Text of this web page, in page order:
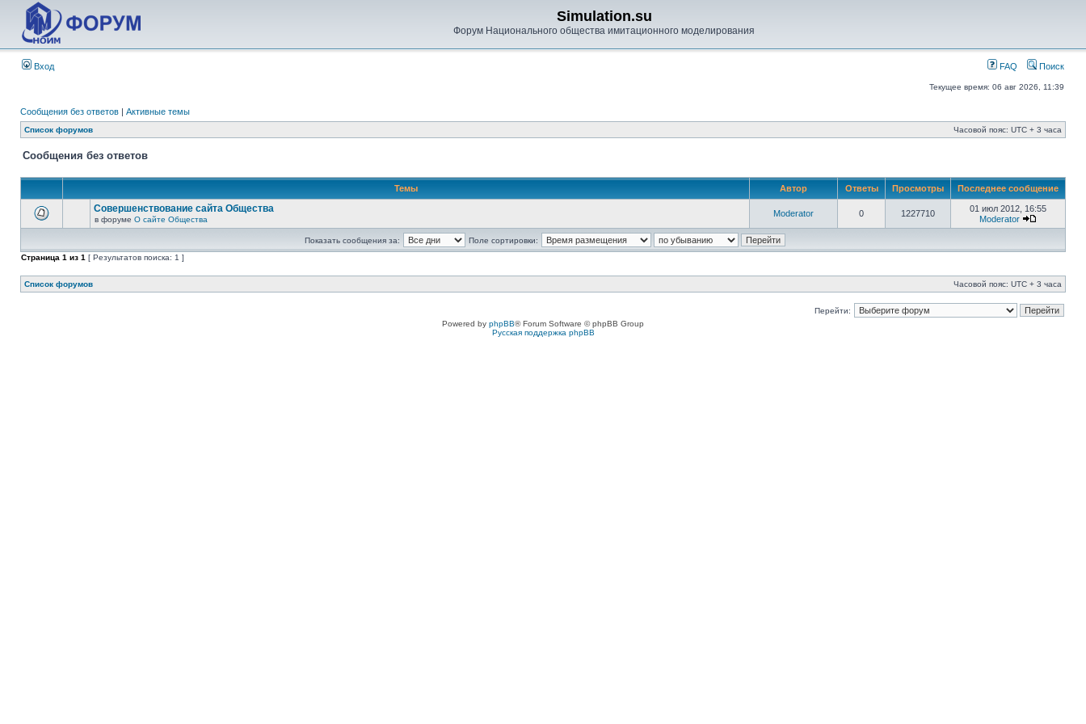
Simulation.su
Форум Национального общества имитационного моделирования
Вход FAQ Поиск
Текущее время: 06 авг 2026, 11:39
Сообщения без ответов | Активные темы
Список форумов Часовой пояс: UTC + 3 часа
Сообщения без ответов
Темы Автор Ответы Просмотры Последнее сообщение
Совершенствование сайта Общества
в форуме О сайте Общества
Moderator 0 1227710
01 июл 2012, 16:55
Moderator
Показать сообщения за:
Поле сортировки:
Страница 1 из 1 [ Результатов поиска: 1 ]
Список форумов Часовой пояс: UTC + 3 часа
Перейти:
Powered by phpBB® Forum Software © phpBB Group
Русская поддержка phpBB